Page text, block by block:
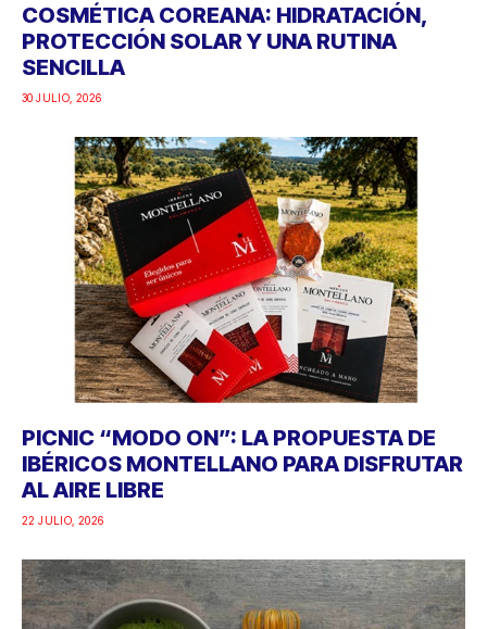
COSMÉTICA COREANA: HIDRATACIÓN,
PROTECCIÓN SOLAR Y UNA RUTINA
SENCILLA
30 JULIO, 2026
PICNIC “MODO ON”: LA PROPUESTA DE
IBÉRICOS MONTELLANO PARA DISFRUTAR
AL AIRE LIBRE
22 JULIO, 2026